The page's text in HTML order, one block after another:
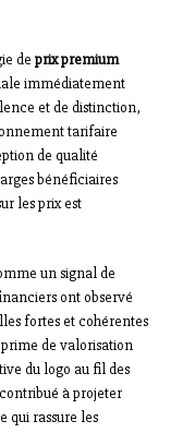
de prix premium
immédiatement
et de distinction,
tarifaire
de qualité
bénéficiaires
les prix est
un signal de
ont observé
fortes et cohérentes
de valorisation
du logo au fil des
à projeter
qui rassure les